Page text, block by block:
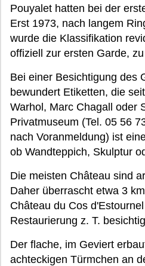
Pouyalet hatten bei der
Erst 1973, nach langem
wurde die Klassifikation
offiziell zur ersten Garde,
Bei einer Besichtigung des
bewundert Etiketten, die
Warhol, Marc Chagall oder
Privatmuseum (Tel. 05 56
nach Voranmeldung) ist
ob Wandteppich, Skulptur
Die meisten Château sind
Daher überrascht etwa 3
Château du Cos
Restaurierung z. T.
Der flache, im Geviert
achteckigen Türmchen an